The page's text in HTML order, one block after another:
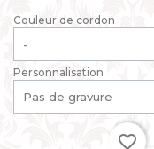
Couleur de cordon
Personnalisation
favorite_border